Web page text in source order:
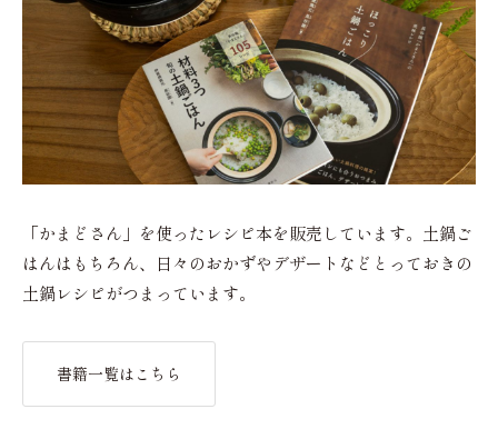
「かまどさん」を使ったレシピ本を販売しています。土鍋ご
はんはもちろん、日々のおかずやデザートなどとっておきの
土鍋レシピがつまっています。
書籍一覧はこちら